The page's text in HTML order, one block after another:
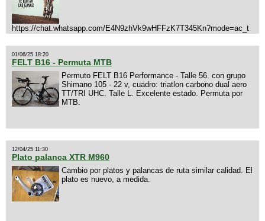
https://chat.whatsapp.com/E4N9zhVk9wHFFzK7T345Kn?mode=ac_t
01/06/25 18:20
FELT B16 - Permuta MTB
Permuto FELT B16 Performance - Talle 56. con grupo
Shimano 105 - 22 v, cuadro: triatlon carbono dual aero
TT/TRI UHC. Talle L. Excelente estado. Permuta por
MTB.
12/04/25 11:30
Plato palanca XTR M960
Cambio por platos y palancas de ruta similar calidad. El
plato es nuevo, a medida.